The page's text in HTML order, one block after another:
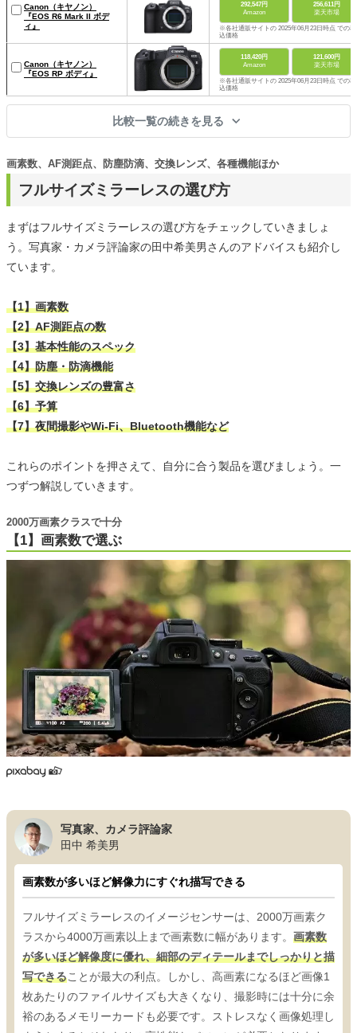
Canon（キヤノン）
『EOS R6 Mark II ボデ
ィ』
292,547円
Amazon
256,611円
楽天市場
※各社通販サイトの 2025年06月23日時点 での税
込価格
Canon（キヤノン）
『EOS RP ボディ』
118,420円
Amazon
121,600円
楽天市場
※各社通販サイトの 2025年06月23日時点 での税
込価格
比較一覧の続きを見る
フルサイズミラーレスの選び方
画素数、AF測距点、防塵防滴、交換レンズ、各種機能ほか
まずはフルサイズミラーレスの選び方をチェックしていきましょ
う。写真家・カメラ評論家の田中希美男さんのアドバイスも紹介し
ています。
【1】画素数
【2】AF測距点の数
【3】基本性能のスペック
【4】防塵・防滴機能
【5】交換レンズの豊富さ
【6】予算
【7】夜間撮影やWi-Fi、Bluetooth機能など
これらのポイントを押さえて、自分に合う製品を選びましょう。一
つずつ解説していきます。
【1】画素数で選ぶ
2000万画素クラスで十分
写真家、カメラ評論家
田中 希美男
画素数が多いほど解像力にすぐれ描写できる
フルサイズミラーレスのイメージセンサーは、2000万画素ク
ラスから4000万画素以上まで画素数に幅があります。 画素数
が多いほど解像度に優れ、細部のディテールまでしっかりと描
写できることが最大の利点。しかし、高画素になるほど画像1
枚あたりのファイルサイズも大きくなり、撮影時には十分に余
裕のあるメモリーカードも必要です。ストレスなく画像処理し